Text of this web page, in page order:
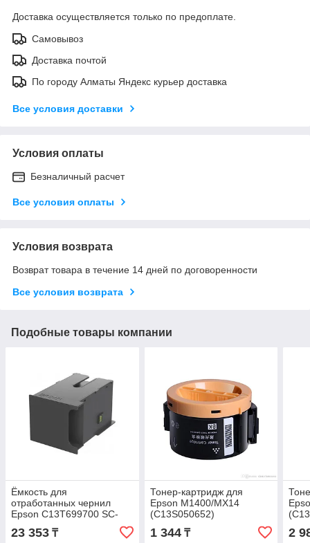
Доставка осуществляется только по предоплате.
Самовывоз
Доставка почтой
По городу Алматы Яндекс курьер доставка
Все условия доставки
Условия оплаты
Безналичный расчет
Все условия оплаты
Условия возврата
Возврат товара в течение 14 дней по договоренности
Все условия возврата
Подобные товары компании
Ёмкость для
отработанных чернил
Epson C13T699700 SC-
P6000/7000/8000/9000
C13T699700
23 353 ₸
Тонер-картридж для
Epson M1400/MX14
(C13S050652)
1 344₸ 2